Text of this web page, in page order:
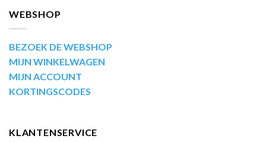
WEBSHOP
BEZOEK DE WEBSHOP
MIJN WINKELWAGEN
MIJN ACCOUNT
KORTINGSCODES
KLANTENSERVICE